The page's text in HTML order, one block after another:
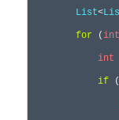
List<
for (int
int
if